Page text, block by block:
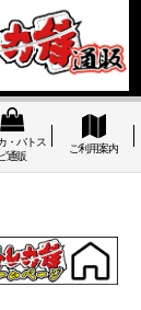
・バトス
通販
ご利用案内